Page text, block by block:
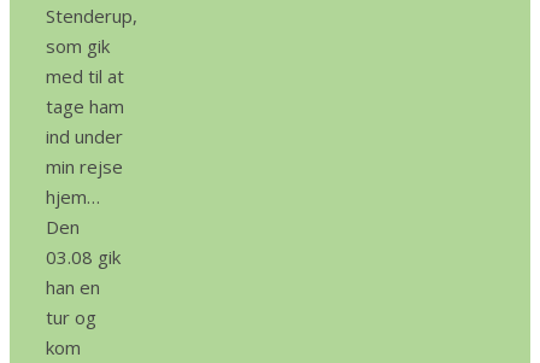
Stenderup,
som gik
med til at
tage ham
ind under
min rejse
hjem…
Den
03.08 gik
han en
tur og
kom